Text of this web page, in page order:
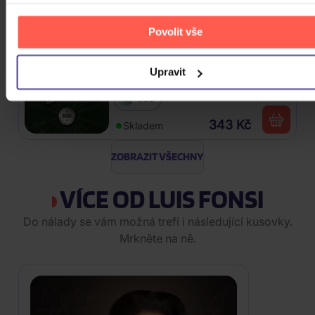
Povolit vše
Upravit
Skladem 739 Kč
Alkehol: Platinum Collection
3CD
Skladem 343 Kč
ZOBRAZIT VŠECHNY
VÍCE OD LUIS FONSI
Do nálady se vám možná trefí i následující kusovky.
Mrkněte na ně.